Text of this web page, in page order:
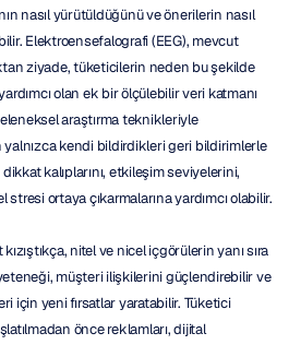
nasıl yürütüldüğünü ve önerilerin nasıl
Elektroensefalografi (EEG), mevcut
ziyade, tüketicilerin neden bu şekilde
olan ek bir ölçülebilir veri katmanı
araştırma teknikleriyle
kendi bildirdikleri geri bildirimlerle
kalıplarını, etkileşim seviyelerini,
ortaya çıkarmalarına yardımcı olabilir.
nitel ve nicel içgörülerin yanı sıra
müşteri ilişkilerini güçlendirebilir ve
için yeni fırsatlar yaratabilir. Tüketici
önce reklamları, dijital